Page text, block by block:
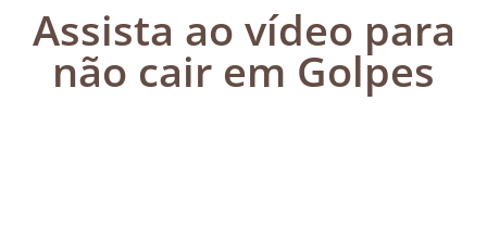
Assista ao vídeo para
não cair em Golpes